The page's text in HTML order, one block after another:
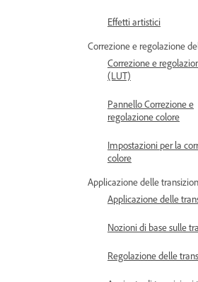
Effetti artistici
Correzione e regolazione
Correzione e
(LUT)
Pannello Correzione e
regolazione colore
Impostazioni per la
colore
Applicazione delle
Applicazione delle
Nozioni di base sulle
Regolazione delle